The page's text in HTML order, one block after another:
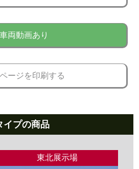
車両動画あり
ージを印刷する
イプの商品
東北展示場